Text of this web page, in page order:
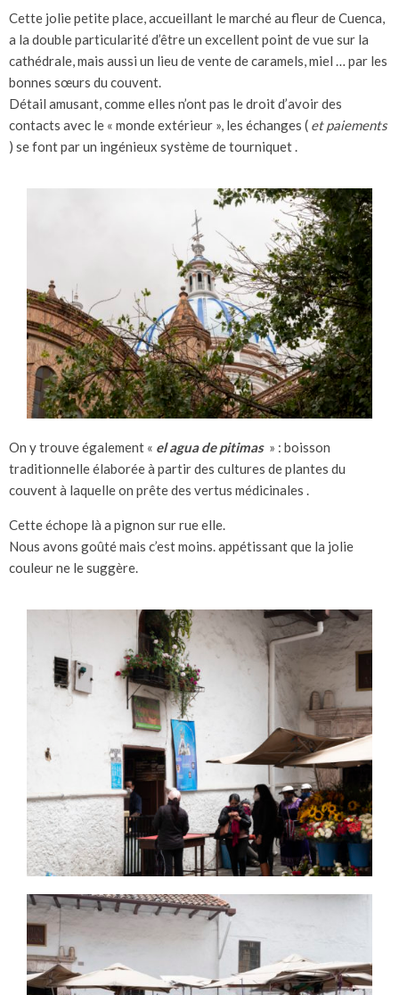
Cette jolie petite place, accueillant le marché au fleur de Cuenca,
a la double particularité d’être un excellent point de vue sur la
cathédrale, mais aussi un lieu de vente de caramels, miel … par les
bonnes sœurs du couvent.
Détail amusant, comme elles n’ont pas le droit d’avoir des
contacts avec le « monde extérieur », les échanges ( et paiements
) se font par un ingénieux système de tourniquet .
On y trouve également « el agua de pitimas» : boisson
traditionnelle élaborée à partir des cultures de plantes du
couvent à laquelle on prête des vertus médicinales .
Cette échope là a pignon sur rue elle.
Nous avons goûté mais c’est moins. appétissant que la jolie
couleur ne le suggère.